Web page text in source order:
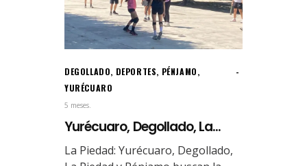
DEGOLLADO, DEPORTES, PÉNJAMO,
YURÉCUARO
5 meses.
Yurécuaro, Degollado, La...
La Piedad: Yurécuaro, Degollado,